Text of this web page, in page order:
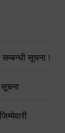
सूचना !
सूचना